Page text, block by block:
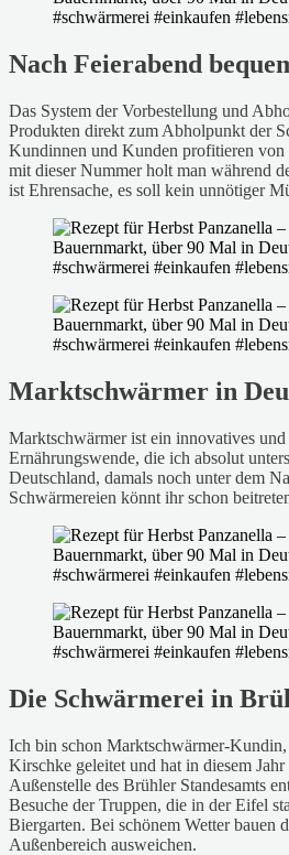
Nach Feierabend
Das System der Vorbestellung und
Produkten direkt zum Abholpunkt der
Kundinnen und Kunden profitieren von
mit dieser Nummer holt man während
ist Ehrensache, es soll kein unnötiger
Marktschwärmer in
Marktschwärmer ist ein innovatives
Ernährungswende, die ich absolut
Deutschland, damals noch unter dem
Schwärmereien könnt ihr schon
Die Schwärmerei in
Ich bin schon Marktschwärmer-
Kirschke geleitet und hat in diesem
Außenstelle des Brühler Standesamts
Besuche der Truppen, die in der Eifel
Biergarten. Bei schönem Wetter bauen
Außenbereich ausweichen.